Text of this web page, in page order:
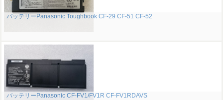
バッテリーPanasonic Toughbook CF-29 CF-51 CF-52
バッテリーPanasonic CF-FV1/FV1R CF-FV1RDAVS